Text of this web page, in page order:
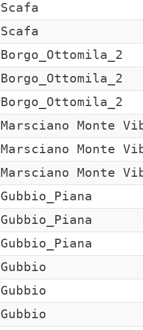
Scafa
Scafa
Borgo_Ottomila_2
Borgo_Ottomila_2
Borgo_Ottomila_2
Marsciano Monte
Marsciano Monte
Marsciano Monte
Gubbio_Piana
Gubbio_Piana
Gubbio_Piana
Gubbio
Gubbio
Gubbio